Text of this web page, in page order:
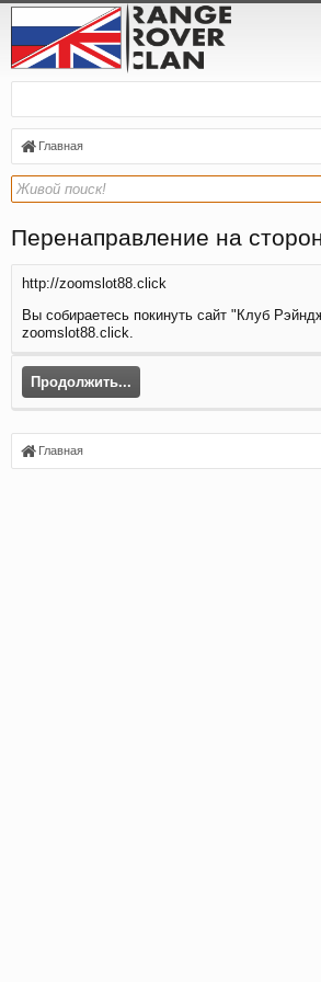
Главная
Перенаправление на
http://zoomslot88.click
Вы собираетесь покинуть сайт "Клуб
zoomslot88.click.
Продолжить...
Главная